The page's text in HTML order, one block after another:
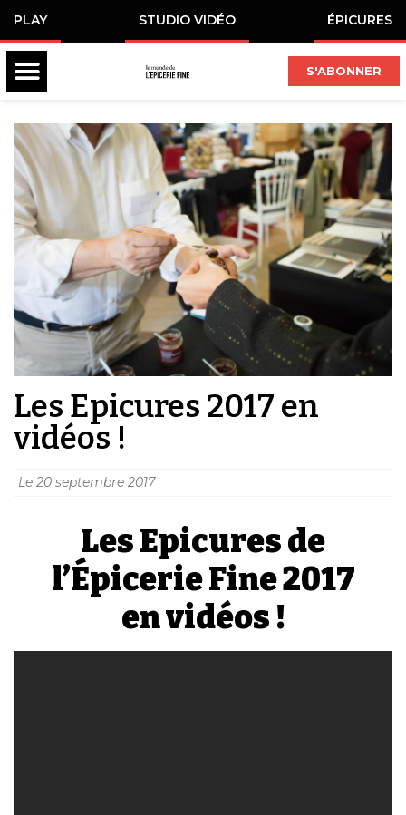
PLAY STUDIO VIDÉO ÉPICURES
S'ABONNER
Les Epicures 2017 en
vidéos !
Le 20 septembre 2017
Les Epicures de
l’Épicerie Fine 2017
en vidéos !